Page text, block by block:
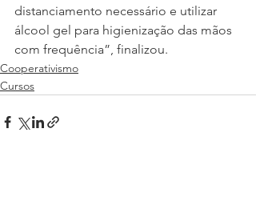
distanciamento necessário e utilizar
álcool gel para higienização das mãos
com frequência”, finalizou.
Cooperativismo
Cursos